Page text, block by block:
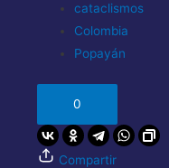
cataclismos
Colombia
Popayán
0
Compartir